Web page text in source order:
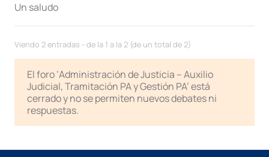
Un saludo
Viendo 2 entradas - de la 1 a la 2 (de un total de 2)
El foro ‘Administración de Justicia – Auxilio
Judicial, Tramitación PA y Gestión PA’ está
cerrado y no se permiten nuevos debates ni
respuestas.